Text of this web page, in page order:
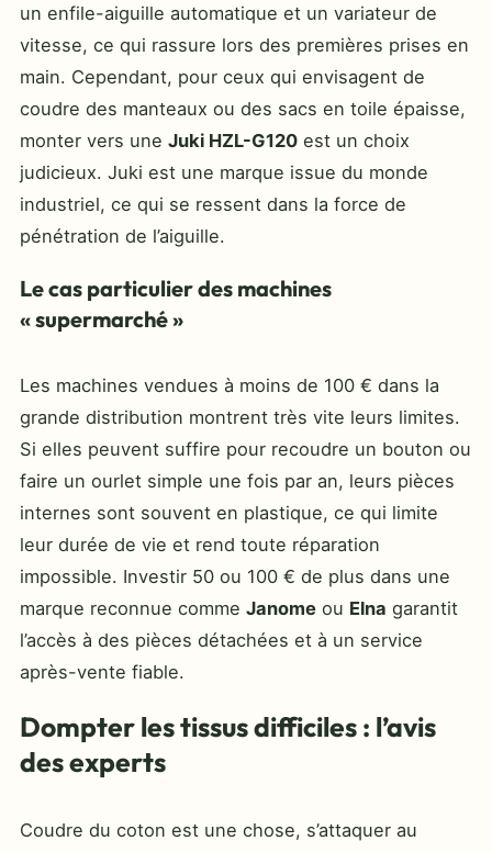
un enfile-aiguille automatique et un variateur de
vitesse, ce qui rassure lors des premières prises en
main. Cependant, pour ceux qui envisagent de
coudre des manteaux ou des sacs en toile épaisse,
monter vers une Juki HZL-G120 est un choix
judicieux. Juki est une marque issue du monde
industriel, ce qui se ressent dans la force de
pénétration de l’aiguille.
Le cas particulier des machines
« supermarché »
Les machines vendues à moins de 100 € dans la
grande distribution montrent très vite leurs limites.
Si elles peuvent suffire pour recoudre un bouton ou
faire un ourlet simple une fois par an, leurs pièces
internes sont souvent en plastique, ce qui limite
leur durée de vie et rend toute réparation
impossible. Investir 50 ou 100 € de plus dans une
marque reconnue comme Janome ou Elna garantit
l’accès à des pièces détachées et à un service
après-vente fiable.
Dompter les tissus difficiles : l’avis
des experts
Coudre du coton est une chose, s’attaquer au